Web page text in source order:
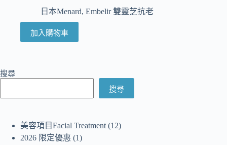
日本Menard, Embelir 雙靈芝抗老
加入購物車
搜尋
搜尋
美容項目Facial Treatment 12
2026 限定優惠
1